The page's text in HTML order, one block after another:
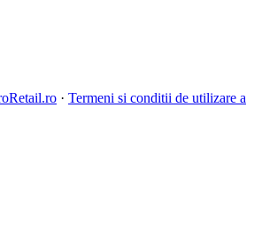
· Termeni si conditii de utilizare a